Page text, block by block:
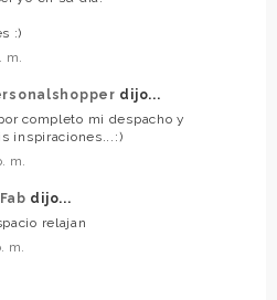
:)
m.
dijo...
completo mi despacho y
inspiraciones...:)
m.
dijo...
relajan
m.